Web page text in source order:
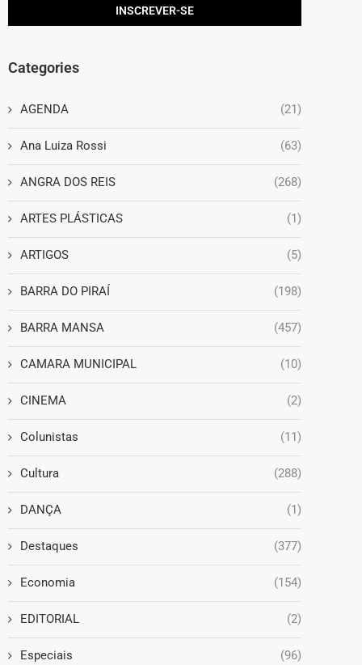
Categories
AGENDA (21)
Ana Luiza Rossi (63)
ANGRA DOS REIS (268)
ARTES PLÁSTICAS (1)
ARTIGOS (5)
BARRA DO PIRAÍ (198)
BARRA MANSA (457)
CAMARA MUNICIPAL (10)
CINEMA (2)
Colunistas (11)
Cultura (288)
DANÇA (1)
Destaques (377)
Economia (154)
EDITORIAL (2)
Especiais (96)